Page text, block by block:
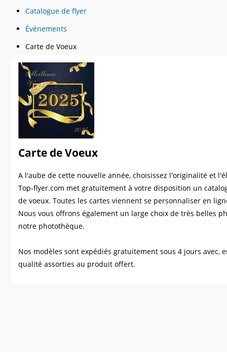
Catalogue de flyer
Événements
Carte de Voeux
Carte de Voeux
A l'aube de cette nouvelle année, choisissez l'originalité et
Top-flyer.com met gratuitement à votre disposition un
de voeux. Toutes les cartes viennent se personnaliser en
Nous vous offrons également un large choix de très belles
notre photothèque.
Nos modèles sont expédiés gratuitement sous 4 jours avec,
qualité assorties au produit offert.